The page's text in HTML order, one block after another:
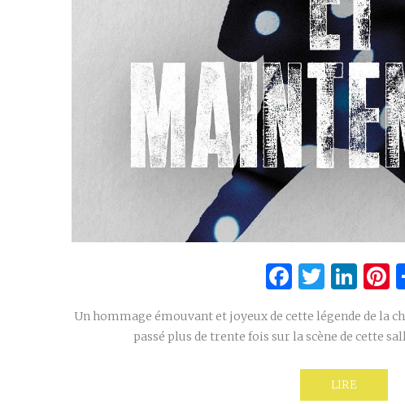
Un hommage émouvant et joyeux de cette légende de la
passé plus de trente fois sur la scène de cette
LIRE